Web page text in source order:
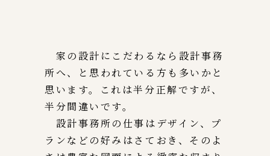
家の設計にこだわるなら設計事務
所へ、と思われている方も多いかと
思います。これは半分正解ですが、
半分間違いです。
設計事務所の仕事はデザイン、プ
ランなどの好みはさておき、そのよ